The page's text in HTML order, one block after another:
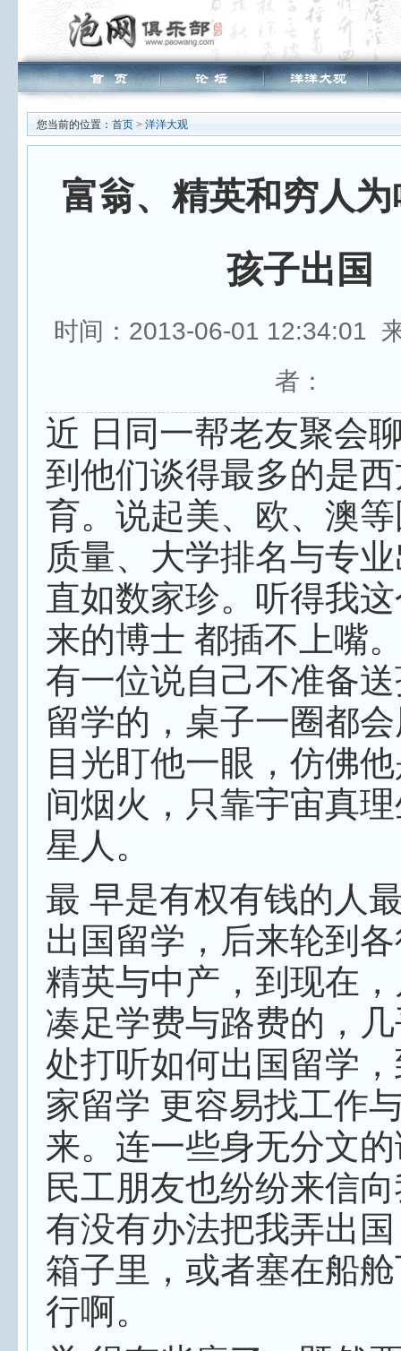
您当前的位置： 首页 > 洋洋大观
富翁、精英和穷人
孩子出国
时间：2013-06-01 12:34:01
者：
近 日同一帮老友聚会
到他们谈得最多的是
育。说起美、欧、澳
质量、大学排名与专
直如数家珍。听得我
来的博士 都插不上嘴
有一位说自己不准备
留学的，桌子一圈都
目光盯他一眼，仿佛
间烟火，只靠宇宙真
星人。
最 早是有权有钱的人
出国留学，后来轮到
精英与中产，到现在
凑足学费与路费的，
处打听如何出国留学
家留学 更容易找工作
来。连一些身无分文
民工朋友也纷纷来信
有没有办法把我弄出
箱子里，或者塞在船
行啊。